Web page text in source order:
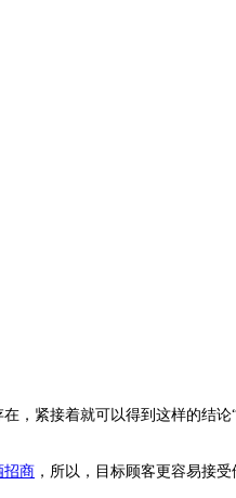
，紧接着就可以得到这样的结论
招商 ，所以，目标顾客更容易接受